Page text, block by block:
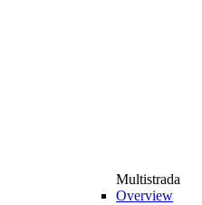
Multistrada
Overview